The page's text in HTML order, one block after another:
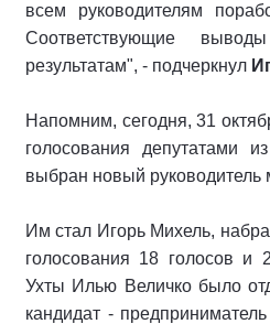
всем руководителям
Соответствующие
результатам", - подчеркнул
Напомним, сегодня, 31
голосования депутатами
выбран новый руководитель
Им стал Игорь Михель,
голосования 18 голосов и
Ухты Илью Величко было
кандидат -